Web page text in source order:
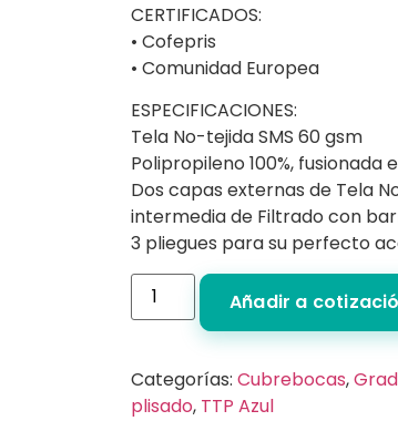
CERTIFICADOS:
• Cofepris
• Comunidad Europea
ESPECIFICACIONES:
Tela No-tejida SMS 60 gsm
Polipropileno 100%,
Dos capas externas de Tela
intermedia de Filtrado con
3 pliegues para su perfecto
Añadir a
Categorías: Cubrebocas,
plisado, TTP Azul